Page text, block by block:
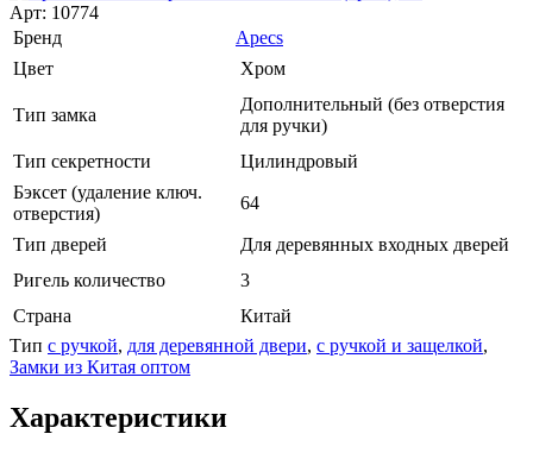
Арт: 10774
Бренд
Apecs
Цвет
Хром
Тип замка
Дополнительный (без отверстия
для ручки)
Тип секретности
Цилиндровый
Бэксет (удаление ключ.
отверстия)
64
Тип дверей
Для деревянных входных дверей
Ригель количество
3
Страна
Китай
Тип с ручкой, для деревянной двери, с ручкой и защелкой,
Замки из Китая оптом
Характеристики